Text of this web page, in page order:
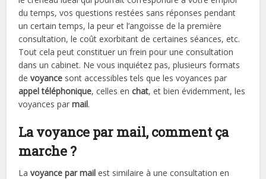
du temps, vos questions restées sans réponses pendant
un certain temps, la peur et l’angoisse de la première
consultation, le coût exorbitant de certaines séances, etc.
Tout cela peut constituer un frein pour une consultation
dans un cabinet. Ne vous inquiétez pas, plusieurs formats
devoyance sont accessibles tels que les voyances par
appel téléphonique, celles enchat, et bien évidemment, les
voyances parmail.
La voyance par mail, comment ça
marche ?
Lavoyance par mail est similaire à une consultation en